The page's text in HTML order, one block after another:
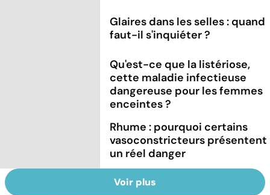
Glaires dans les selles : quand
faut-il s'inquiéter ?
Qu'est-ce que la listériose,
cette maladie infectieuse
dangereuse pour les femmes
enceintes ?
Rhume : pourquoi certains
vasoconstricteurs présentent
un réel danger
Voir plus